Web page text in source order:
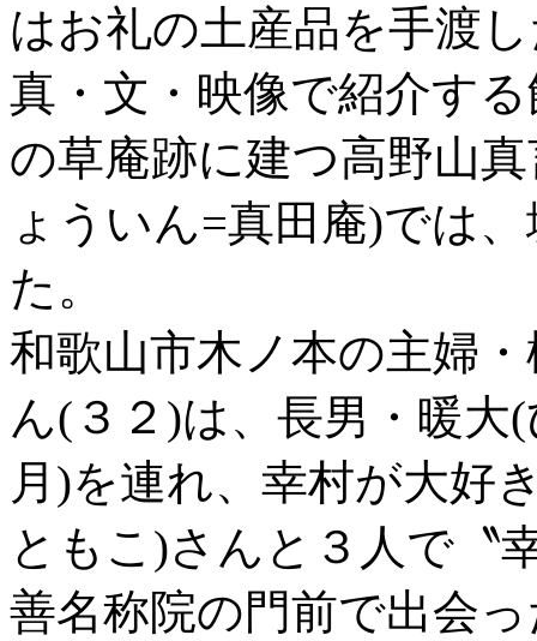
はお礼の土産品を手渡
真・文・映像で紹介す
の草庵跡に建つ高野山
ょういん=真田庵)では
た。
和歌山市木ノ本の主婦
ん(３２)は、長男・暖
月)を連れ、幸村が大好
ともこ)さんと３人で〝
善名称院の門前で出会